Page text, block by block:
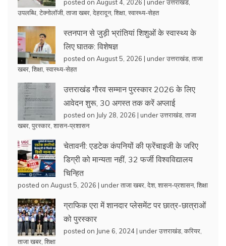
posted on August 4, 2026 underउत्तराखंड
उपलब्धि टेक्नोलॉजी ताजा खबर देहरादून, शिक्षा स्वास्थ्य-सेहत
स्तनपान से जुड़ी भ्रांतियां शिशुओं के स्वास्थ्य के
लिए घातक: विशेषज्ञ
posted on August 5, 2026 | underउत्तराखंड ताजा
खबर शिक्षा स्वास्थ्य-सेहत
उत्तराखंड गौरव सम्मान पुरस्कार 2026 के लिए
आवेदन शुरू, 30 अगस्त तक करें अप्लाई
posted on July 28, 2026 | underउत्तराखंड ताजा
खबर पुरस्कार शासन-प्रशासन
चेतावनी: एडटेक कंपनियों की फ्रेंचाइजी के जरिए
डिग्री को मान्यता नहीं, 32 फर्जी विश्वविद्यालय
चिन्हित
posted on August 5, 2026 | underताजा खबर देश, शासन-प्रशासन, शिक्षा
ग्राफिक एरा में शानदार प्लेसमेंट पर छात्र-छात्राओं
को पुरस्कार
posted on June 6, 2024 | underउत्तराखंड करियर
ताजा खबर शिक्षा